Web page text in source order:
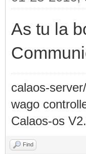
As tu la
calaos-
wago
Calaos-os
Find